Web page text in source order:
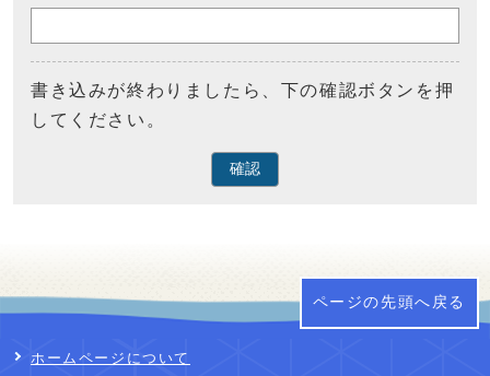
書き込みが終わりましたら、下の確認ボタンを押
してください。
確認
ページの先頭へ戻る
ホームページについて